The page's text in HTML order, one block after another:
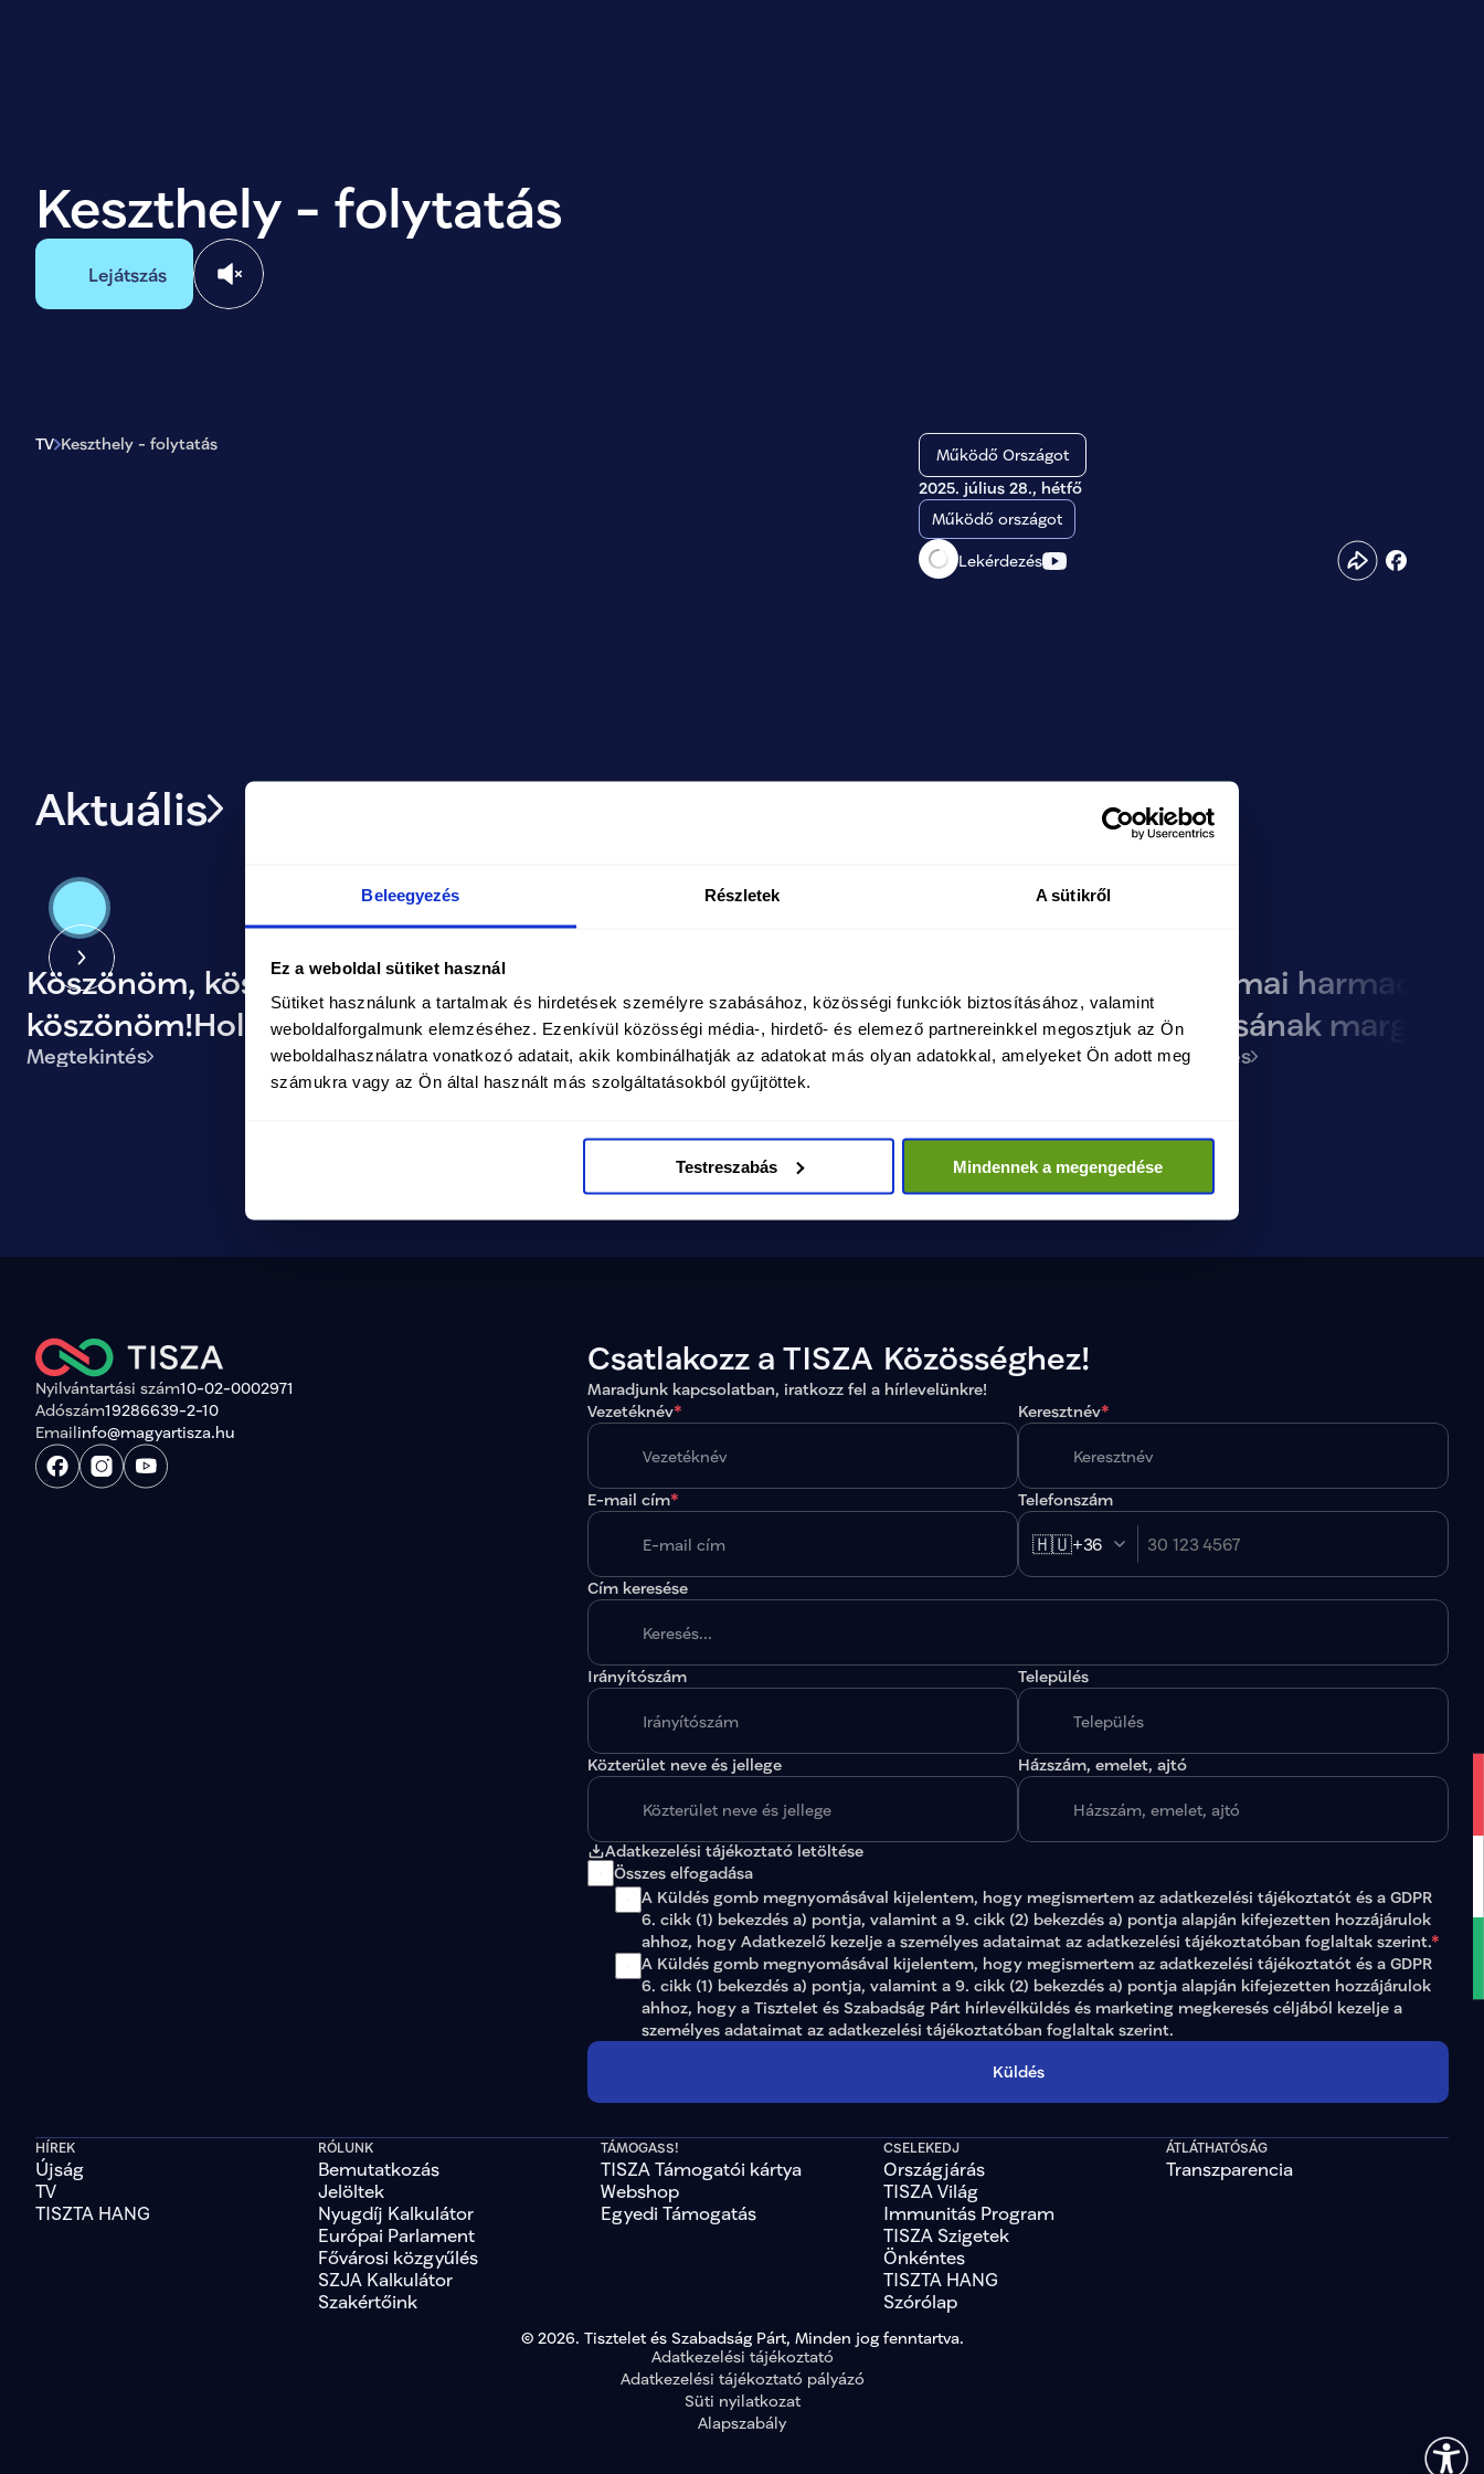
Beleegyezés Részletek A sütikről
Ez a weboldal sütiket használ
Sütiket használunk a tartalmak és hirdetések személyre szabásához, közösségi funkciók biztosításához, valamint
weboldalforgalmunk elemzéséhez. Ezenkívül közösségi média-, hirdető- és elemező partnereinkkel megosztjuk az Ön
weboldalhasználatra vonatkozó adatait, akik kombinálhatják az adatokat más olyan adatokkal, amelyeket Ön adott meg
számukra vagy az Ön által használt más szolgáltatásokból gyűjtöttek.
Testreszabás Mindennek a megengedése
Keszthely - folytatás
Lejátszás
TV Keszthely - folytatás
Működő Országot
2025. július 28., hétfő
Működő országot
Lekérdezés
Aktuális
Köszönöm, köszönöm,
köszönöm!Holnap közösen
történelmet írunk!
Megtekintés
béke, biztonság és fejlődés lesz
Magyarországon.
Megtekintés
Orbán mai
előadásának margójára
Megtekintés
Nyilvántartási szám10-02-0002971
Adószám19286639-2-10
Emailinfo@magyartisza.hu
Csatlakozz a TISZA Közösséghez!
Maradjunk kapcsolatban, iratkozz fel a hírlevelünkre!
Vezetéknév* Keresztnév*
E-mail cím* Telefonszám
🇭🇺+36
Cím keresése
Irányítószám Település
Közterület neve és jellege Házszám, emelet, ajtó
Adatkezelési tájékoztató letöltése
Összes elfogadása
A Küldés gomb megnyomásával kijelentem, hogy megismertem az adatkezelési tájékoztatót és a GDPR
6. cikk (1) bekezdés a) pontja, valamint a 9. cikk (2) bekezdés a) pontja alapján kifejezetten hozzájárulok
ahhoz, hogy Adatkezelő kezelje a személyes adataimat az adatkezelési tájékoztatóban foglaltak szerint.*
A Küldés gomb megnyomásával kijelentem, hogy megismertem az adatkezelési tájékoztatót és a GDPR
6. cikk (1) bekezdés a) pontja, valamint a 9. cikk (2) bekezdés a) pontja alapján kifejezetten hozzájárulok
ahhoz, hogy a Tisztelet és Szabadság Párt hírlevélküldés és marketing megkeresés céljából kezelje a
személyes adataimat az adatkezelési tájékoztatóban foglaltak szerint.
Küldés
HÍREK
Újság
TV
TISZTA HANG
RÓLUNK
Bemutatkozás
Jelöltek
Nyugdíj Kalkulátor
Európai Parlament
Fővárosi közgyűlés
SZJA Kalkulátor
Szakértőink
TÁMOGASS!
TISZA Támogatói kártya
Webshop
Egyedi Támogatás
CSELEKEDJ
Országjárás
TISZA Világ
Immunitás Program
TISZA Szigetek
Önkéntes
TISZTA HANG
Szórólap
ÁTLÁTHATÓSÁG
Transzparencia
© 2026. Tisztelet és Szabadság Párt, Minden jog fenntartva.
Adatkezelési tájékoztató
Adatkezelési tájékoztató pályázó
Süti nyilatkozat
Alapszabály